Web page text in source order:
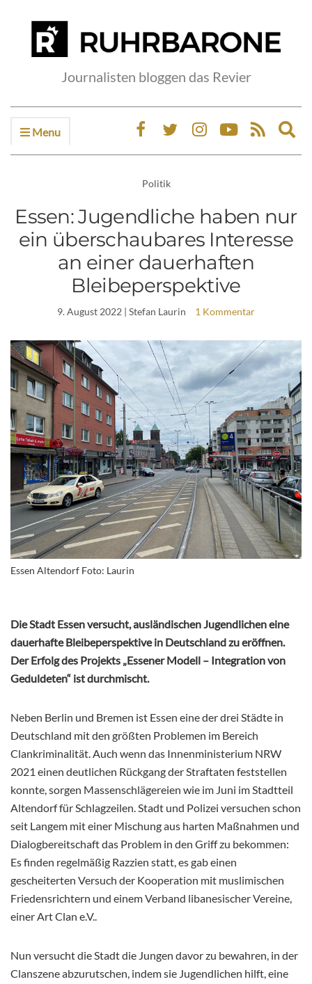
Journalisten bloggen das Revier
Menu
Politik
Essen: Jugendliche haben nur
ein überschaubares Interesse
an einer dauerhaften
Bleibeperspektive
9. August 2022 | Stefan Laurin 1 Kommentar
Essen Altendorf Foto: Laurin
Die Stadt Essen versucht, ausländischen Jugendlichen eine
dauerhafte Bleibeperspektive in Deutschland zu eröffnen.
Der Erfolg des Projekts „Essener Modell – Integration von
Geduldeten“ ist durchmischt.
Neben Berlin und Bremen ist Essen eine der drei Städte in
Deutschland mit den größten Problemen im Bereich
Clankriminalität. Auch wenn das Innenministerium NRW
2021 einen deutlichen Rückgang der Straftaten feststellen
konnte, sorgen Massenschlägereien wie im Juni im Stadtteil
Altendorf für Schlagzeilen. Stadt und Polizei versuchen schon
seit Langem mit einer Mischung aus harten Maßnahmen und
Dialogbereitschaft das Problem in den Griff zu bekommen:
Es finden regelmäßig Razzien statt, es gab einen
gescheiterten Versuch der Kooperation mit muslimischen
Friedensrichtern und einem Verband libanesischer Vereine,
einer Art Clan e.V..
Nun versucht die Stadt die Jungen davor zu bewahren, in der
Clanszene abzurutschen, indem sie Jugendlichen hilft, eine